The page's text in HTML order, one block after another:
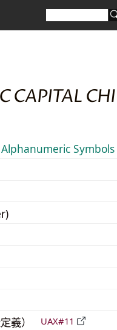
CAPITAL CHI
Symbols
義） UAX#11